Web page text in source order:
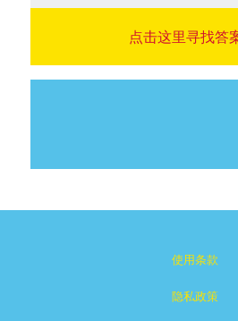
点击这里寻找答
使用条款
隐私政策